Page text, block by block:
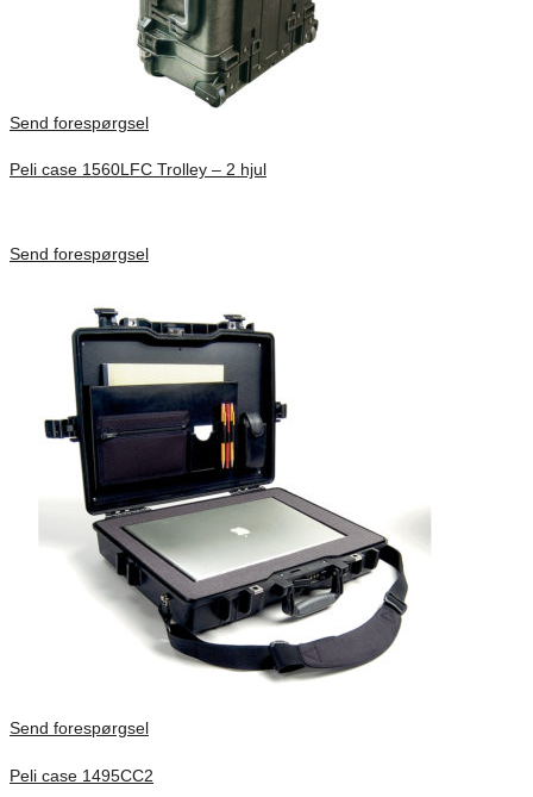
Send forespørgsel
Peli case 1560LFC Trolley – 2 hjul
Send forespørgsel
Send forespørgsel
Peli case 1495CC2